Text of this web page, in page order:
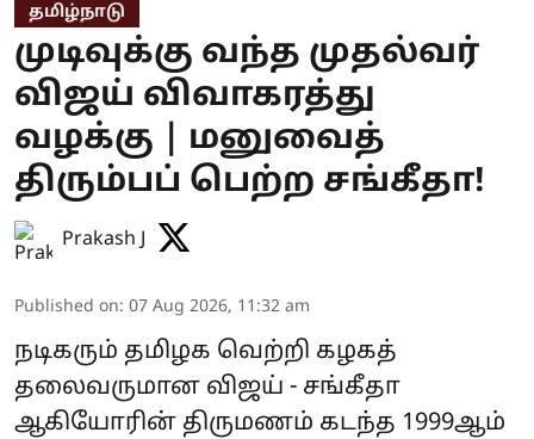
தமிழ்நாடு
முடிவுக்கு வந்த முதல்வர்
விஜய் விவாகரத்து
வழக்கு | மனுவைத்
திரும்பப் பெற்ற சங்கீதா!
Prakash J
Published on: 07 Aug 2026, 11:32 am
நடிகரும் தமிழக வெற்றி கழகத்
தலைவருமான விஜய் - சங்கீதா
ஆகியோரின் திருமணம் கடந்த 1999ஆம்